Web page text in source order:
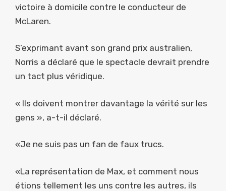
victoire à domicile contre le conducteur de
McLaren.
S’exprimant avant son grand prix australien,
Norris a déclaré que le spectacle devrait prendre
un tact plus véridique.
« Ils doivent montrer davantage la vérité sur les
gens », a-t-il déclaré.
«Je ne suis pas un fan de faux trucs.
«La représentation de Max, et comment nous
étions tellement les uns contre les autres, ils